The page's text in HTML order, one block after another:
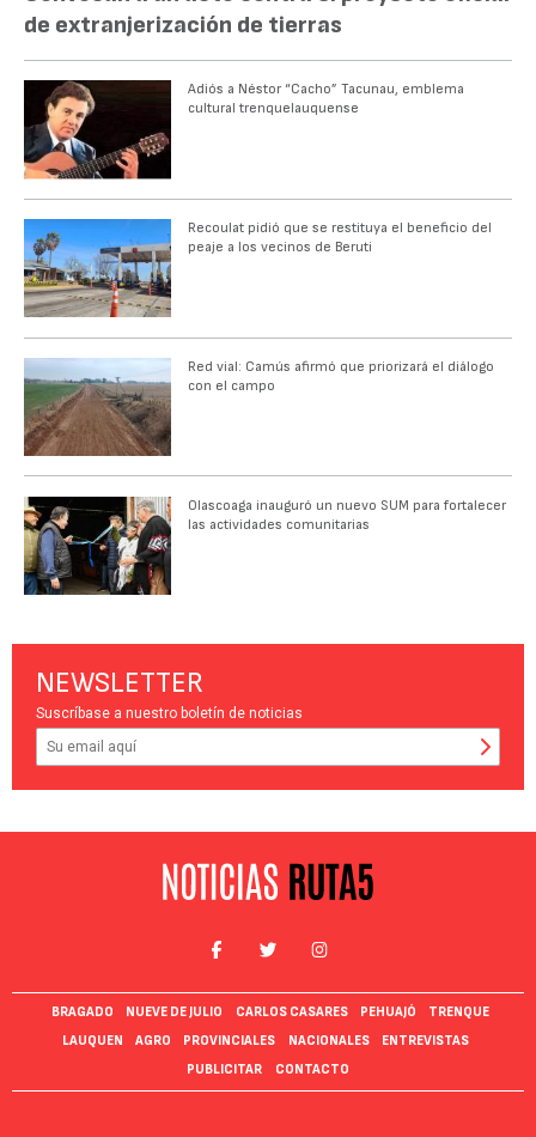
de extranjerización de tierras
Adiós a Néstor “Cacho” Tacunau, emblema
cultural trenquelauquense
Recoulat pidió que se restituya el beneficio del
peaje a los vecinos de Beruti
Red vial: Camús afirmó que priorizará el diálogo
con el campo
Olascoaga inauguró un nuevo SUM para fortalecer
las actividades comunitarias
NEWSLETTER
Suscríbase a nuestro boletín de noticias
BRAGADO NUEVE DE JULIO CARLOS CASARES PEHUAJÓ
TRENQUE
LAUQUEN
AGRO PROVINCIALES NACIONALES
ENTREVISTAS
PUBLICITAR
CONTACTO